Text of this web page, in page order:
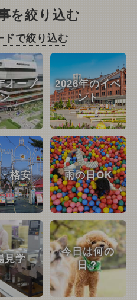
を絞り込む
ドで絞り込む
オープ
2026年のイベ
ント
格安 雨の日OK
見学
今日は何の
日？